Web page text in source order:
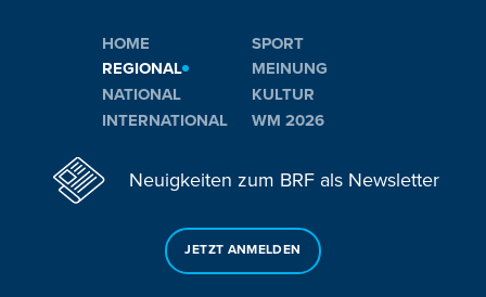
HOME
REGIONAL
NATIONAL
INTERNATIONAL
SPORT
MEINUNG
KULTUR
WM 2026
Neuigkeiten zum BRF als Newsletter
JETZT ANMELDEN